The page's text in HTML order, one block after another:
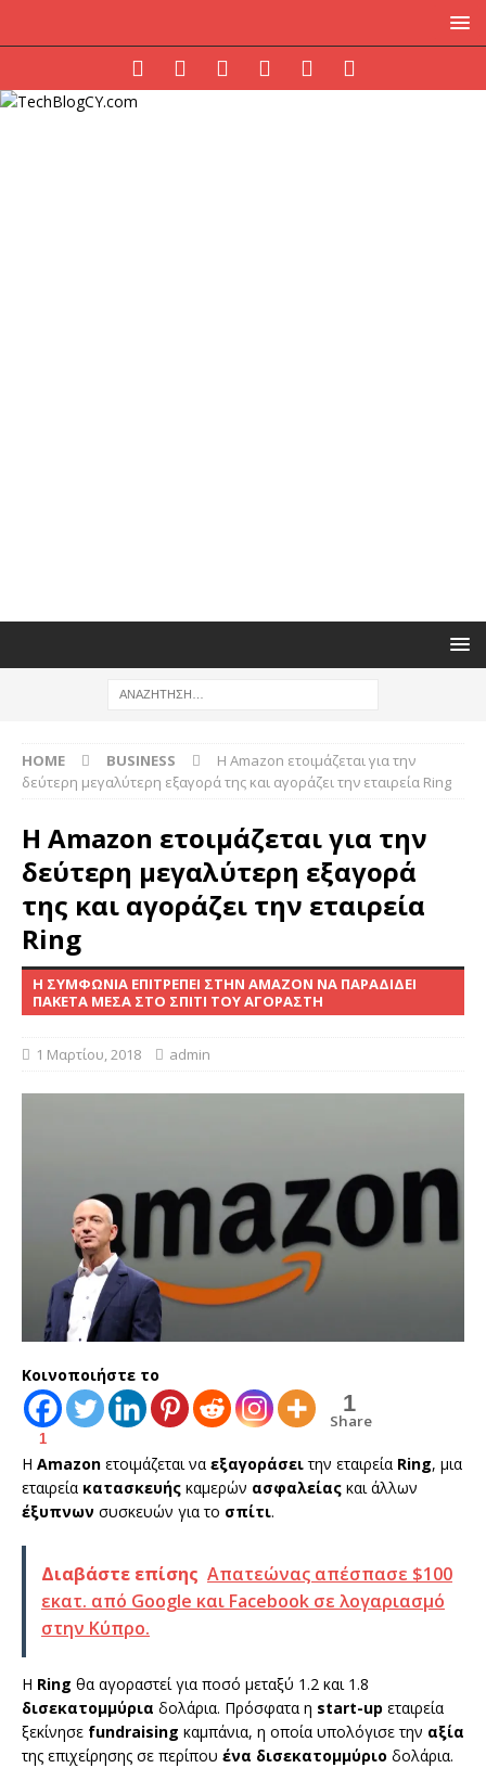
HOME BUSINESS
Η Amazon ετοιμάζεται για την
δεύτερη μεγαλύτερη εξαγορά της και αγοράζει την εταιρεία Ring
Η Amazon ετοιμάζεται για την
δεύτερη μεγαλύτερη εξαγορά
της και αγοράζει την εταιρεία
Ring
Η ΣΥΜΦΩΝΊΑ ΕΠΙΤΡΈΠΕΙ ΣΤΗΝ AMAZON ΝΑ ΠΑΡΑΔΊΔΕΙ
ΠΑΚΈΤΑ ΜΈΣΑ ΣΤΟ ΣΠΊΤΙ ΤΟΥ ΑΓΟΡΑΣΤΉ
1 Μαρτίου, 2018 admin
Κοινοποιήστε το
1
1
Share
Η Amazon ετοιμάζεται να εξαγοράσειτην εταιρεία Ring, μια
εταιρεία κατασκευής καμερών ασφαλείας και άλλων
έξυπνων συσκευών για το σπίτι.
Διαβάστε επίσης Απατεώνας απέσπασε $100
εκατ. από Google και Facebook σε λογαριασμό
στην Κύπρο.
Η Ring θα αγοραστεί για ποσό μεταξύ 1.2 και 1.8
δισεκατομμύρια δολάρια. Πρόσφατα η start-up εταιρεία
ξεκίνησε fundraising καμπάνια, η οποία υπολόγισε την αξία
της επιχείρησης σε περίπου ένα δισεκατομμύριο δολάρια.